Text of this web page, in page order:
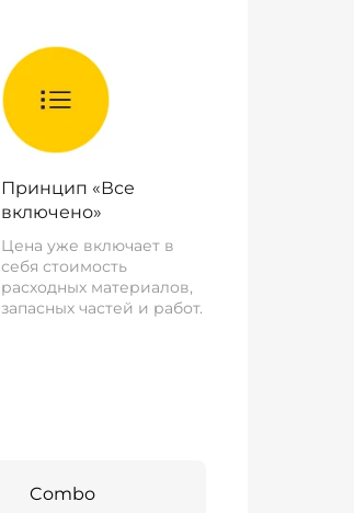
Принцип «Все
включено»
Цена уже включает в
себя стоимость
расходных материалов,
запасных частей и работ.
Combo